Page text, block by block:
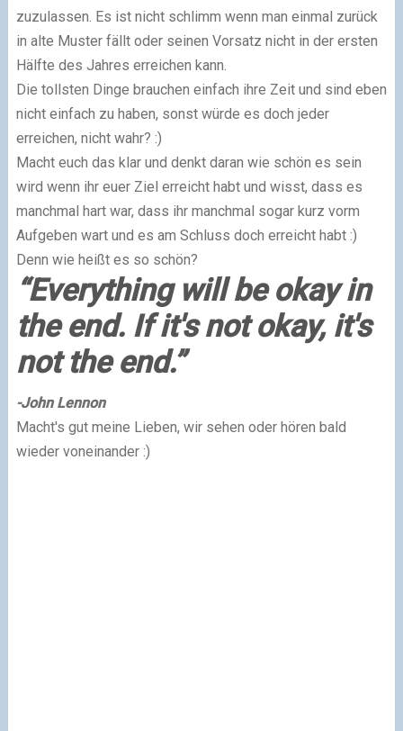
zuzulassen. Es ist nicht schlimm wenn man einmal zurück
in alte Muster fällt oder seinen Vorsatz nicht in der ersten
Hälfte des Jahres erreichen kann.
Die tollsten Dinge brauchen einfach ihre Zeit und sind eben
nicht einfach zu haben, sonst würde es doch jeder
erreichen, nicht wahr? :)
Macht euch das klar und denkt daran wie schön es sein
wird wenn ihr euer Ziel erreicht habt und wisst, dass es
manchmal hart war, dass ihr manchmal sogar kurz vorm
Aufgeben wart und es am Schluss doch erreicht habt :)
Denn wie heißt es so schön?
“Everything will be okay in
the end. If it's not okay, it's
not the end.”
-John Lennon
Macht's gut meine Lieben, wir sehen oder hören bald
wieder voneinander :)